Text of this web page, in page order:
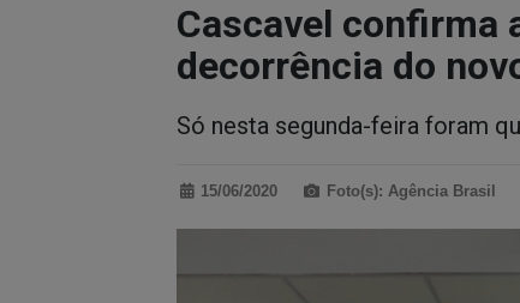
Cascavel confirma
decorrência do
Só nesta segunda-feira foram
15/06/2020 Foto(s): Agência Brasil